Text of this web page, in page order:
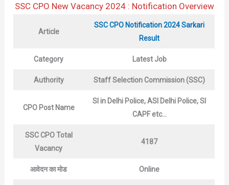
SSC CPO New Vacancy 2024 : Notification Overview
Article
SSC CPO Notification 2024 Sarkari
Result
Category Latest Job
Authority Staff Selection Commission (SSC)
CPO Post Name
SI in Delhi Police, ASI Delhi Police, SI
CAPF etc…
SSC CPO Total
Vacancy
4187
आवेदन का मोड Online